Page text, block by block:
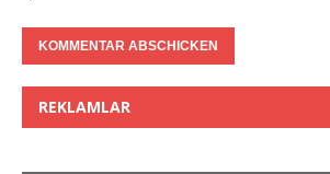
REKLAMLAR